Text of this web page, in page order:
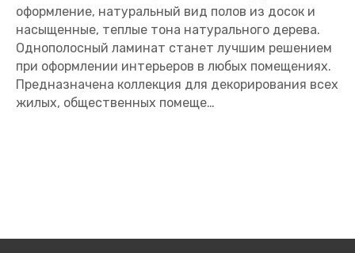
оформление, натуральный вид полов из досок и
насыщенные, теплые тона натурального дерева.
Однополосный ламинат станет лучшим решением
при оформлении интерьеров в любых помещениях.
Предназначена коллекция для декорирования всех
жилых, общественных помеще…